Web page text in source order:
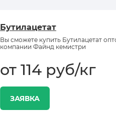
Бутилацетат
Вы сможете купить Бутилацетат
компании Файнд кемистри
от 114 руб/кг
ЗАЯВКА